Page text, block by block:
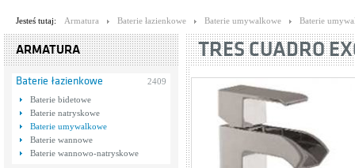
Jesteś tutaj: Armatura Baterie łazienkowe Baterie umywalkowe Baterie
ARMATURA
Baterie łazienkowe
2409
Baterie bidetowe
Baterie natryskowe
Baterie umywalkowe
Baterie wannowe
Baterie wannowo-natryskowe
TRES CUADRO